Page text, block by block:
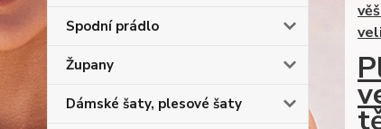
Spodní prádlo
Župany
Dámské šaty, plesové šaty